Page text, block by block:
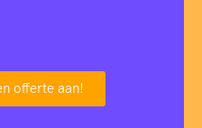
offerte aan!